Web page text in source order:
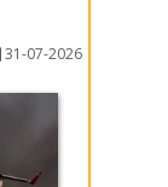
31-07-2026